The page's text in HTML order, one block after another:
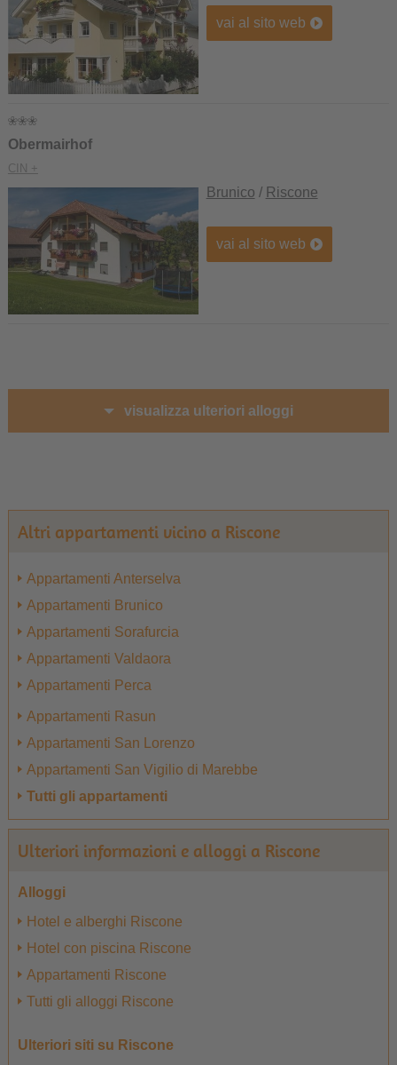
vai al sito web
Obermairhof
CIN +
Brunico / Riscone
vai al sito web
visualizza ulteriori alloggi
Altri appartamenti vicino a Riscone
Appartamenti Anterselva
Appartamenti Brunico
Appartamenti Sorafurcia
Appartamenti Valdaora
Appartamenti Perca
Appartamenti Rasun
Appartamenti San Lorenzo
Appartamenti San Vigilio di Marebbe
Tutti gli appartamenti
Ulteriori informazioni e alloggi a Riscone
Alloggi
Hotel e alberghi Riscone
Hotel con piscina Riscone
Appartamenti Riscone
Tutti gli alloggi Riscone
Ulteriori siti su Riscone